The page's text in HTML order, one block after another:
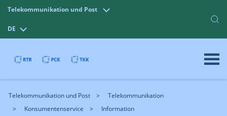
Telekommunikation und Post
DE
Telekommunikation und Post
Telekommunikation
Konsumentenservice
Information